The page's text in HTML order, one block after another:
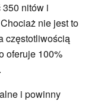
nitów i
nie jest to
częstotliwością
oferuje 100%
i powinny